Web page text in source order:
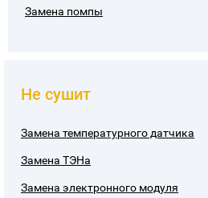
Замена помпы
Не сушит
Замена температурного датчика
Замена ТЭНа
Замена электронного модуля